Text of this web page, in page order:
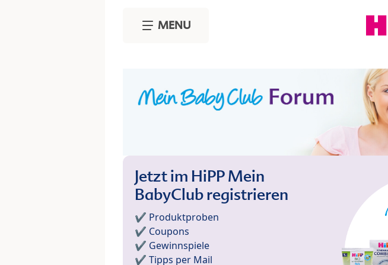
MENU
Jetzt im HiPP Mein
BabyClub registrieren
✔️ Produktproben
✔️ Coupons
✔️ Gewinnspiele
✔️ Tipps per Mail